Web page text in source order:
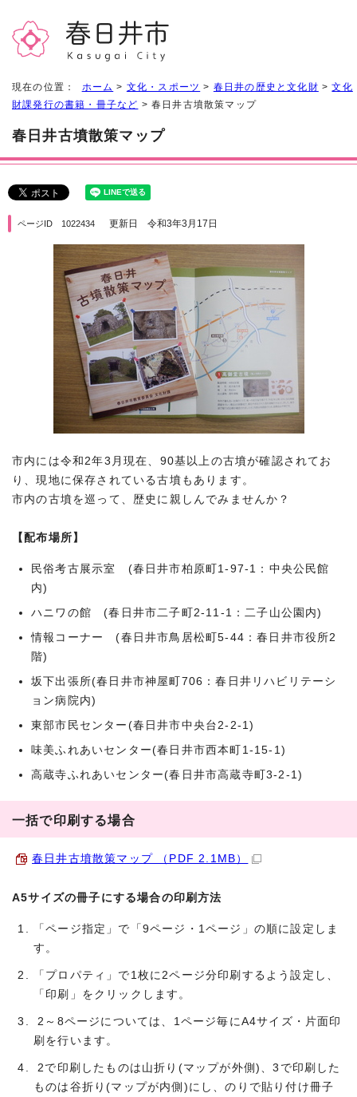
現在の位置： ホーム > 文化・スポーツ > 春日井の歴史と文化財 >文化
財課発行の書籍・冊子など > 春日井古墳散策マップ
春日井古墳散策マップ
ページID 1022434 更新日 令和3年3月17日
市内には令和2年3月現在、90基以上の古墳が確認されてお
り、現地に保存されている古墳もあります。
市内の古墳を巡って、歴史に親しんでみませんか？
【配布場所】
民俗考古展示室 (春日井市柏原町1-97-1：中央公民館
内)
ハニワの館 (春日井市二子町2-11-1：二子山公園内)
情報コーナー (春日井市鳥居松町5-44：春日井市役所2
階)
坂下出張所(春日井市神屋町706：春日井リハビリテーシ
ョン病院内)
東部市民センター(春日井市中央台2-2-1)
味美ふれあいセンター(春日井市西本町1-15-1)
高蔵寺ふれあいセンター(春日井市高蔵寺町3-2-1)
一括で印刷する場合
春日井古墳散策マップ （PDF 2.1MB）
A5サイズの冊子にする場合の印刷方法
「ページ指定」で「9ページ・1ページ」の順に設定しま
す。
「プロパティ」で1枚に2ページ分印刷するよう設定し、
「印刷」をクリックします。
2～8ページについては、1ページ毎にA4サイズ・片面印
刷を行います。
2で印刷したものは山折り(マップが外側)、3で印刷した
ものは谷折り(マップが内側)にし、のりで貼り付け冊子